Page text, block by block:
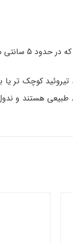
متر پهنا دارد.
کوچک تر
هستند و